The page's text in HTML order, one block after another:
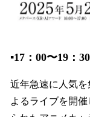
▪️17：00〜19：
近年急速に人気を
よるライブを開